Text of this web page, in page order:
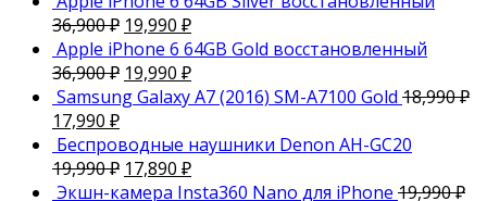
36,900₽ 19,990 ₽
Apple iPhone 6 64GB Gold восстановленный
36,900₽ 19,990 ₽
Samsung Galaxy A7 (2016) SM-A7100 Gold 18,990₽
17,990 ₽
Беспроводные наушники Denon AH-GC20
19,990₽ 17,890 ₽
Экшн-камера Insta360 Nano для iPhone 19,990₽